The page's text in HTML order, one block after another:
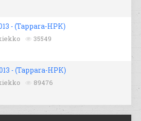
- (Tappara-HPK)
35549
- (Tappara-HPK)
89476